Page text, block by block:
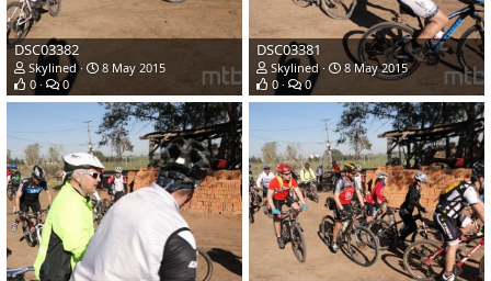
DSC03382
Skylined
8 May 2015
0
0
DSC03381
Skylined
8 May 2015
0
0